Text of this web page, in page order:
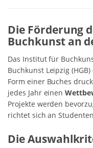
Die Förderung
Buchkunst an
Das Institut für
Buchkunst Leipzig
Form einer Buches
jedes Jahr einen
Projekte werden
richtet sich an Studenten
Die